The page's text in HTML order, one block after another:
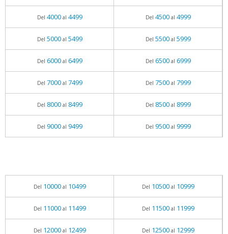
Del 4000al 4499 Del 4500al 4999
Del 5000al 5499 Del 5500al 5999
Del 6000al 6499 Del 6500al 6999
Del 7000al 7499 Del 7500al 7999
Del 8000al 8499 Del 8500al 8999
Del 9000al 9499 Del 9500al 9999
Del 10000al 10499 Del 10500al 10999
Del 11000al 11499 Del 11500al 11999
Del 12000al 12499 Del 12500al 12999